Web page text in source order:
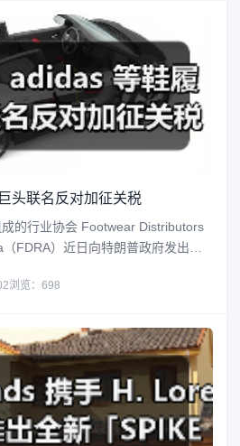
头联名反对加征关税
的行业协会 Footwear Distributors
FDRA）近日向特朗普政府发出公
在拟议关税之外，警告若加征关
、企业倒闭，严重威胁整个行业生
浏览：698